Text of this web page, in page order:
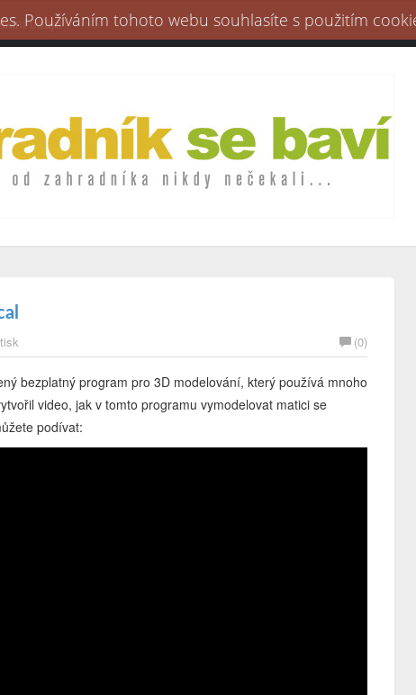
údaje
(0)
bezplatný program pro 3D modelování, který používá mnoho
video, jak v tomto programu vymodelovat matici se
podívat:
Používáním tohoto webu souhlasíte s použitím